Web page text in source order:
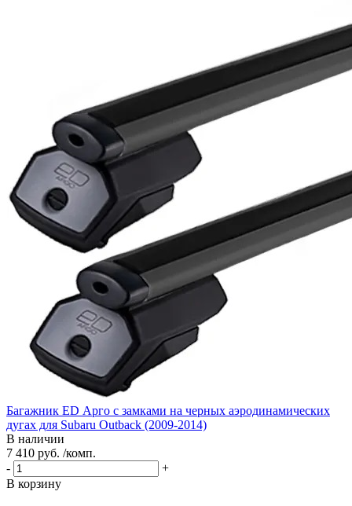
Багажник ED Арго с замками на черных аэродинамических
дугах для Subaru Outback (2009-2014)
В наличии
7 410 руб. /комп.
-
+
В корзину